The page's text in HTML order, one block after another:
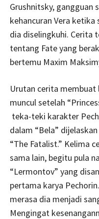
Grushnitsky, gangguan
kehancuran Vera
dia diselingkuhi. Cerita
tentang Fate yang
bertemu Maxim
Urutan cerita
muncul setelah
teka-teki karakter
dalam “Bela”
“The Fatalist.” Kelima
sama lain, begitu pula
“Lermontov” yang
pertama karya
merasa dia menjadi
Mengingat